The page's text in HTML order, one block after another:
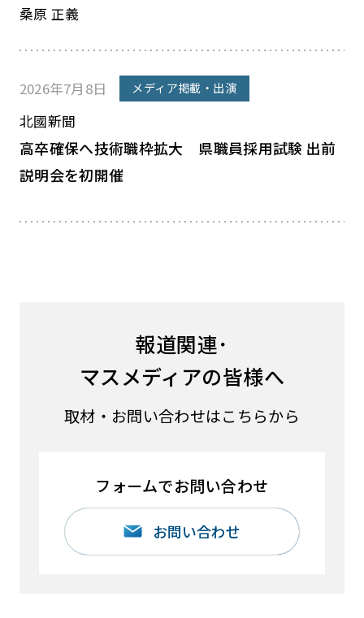
桑原 正義
2026年7月8日 メディア掲載・出演
北國新聞
高卒確保へ技術職枠拡大 県職員採用試験 出前
説明会を初開催
報道関連･
マスメディアの皆様へ
取材・お問い合わせはこちらから
フォームでお問い合わせ
お問い合わせ